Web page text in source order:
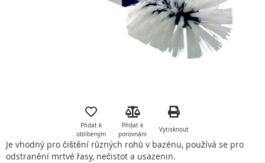
s
obrázky
Přidat k
oblíbeným
Přidat k
porovnání
Vytisknout
Je vhodný pro čištění různých rohů v bazénu, používá se pro
odstranění mrtvé řasy, nečistot a usazenin.